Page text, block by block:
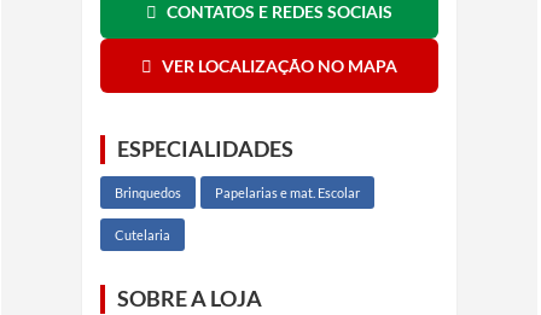
CONTATOS E REDES SOCIAIS
VER LOCALIZAÇÃO NO MAPA
ESPECIALIDADES
Brinquedos Papelarias e mat. Escolar
Cutelaria
SOBRE A LOJA